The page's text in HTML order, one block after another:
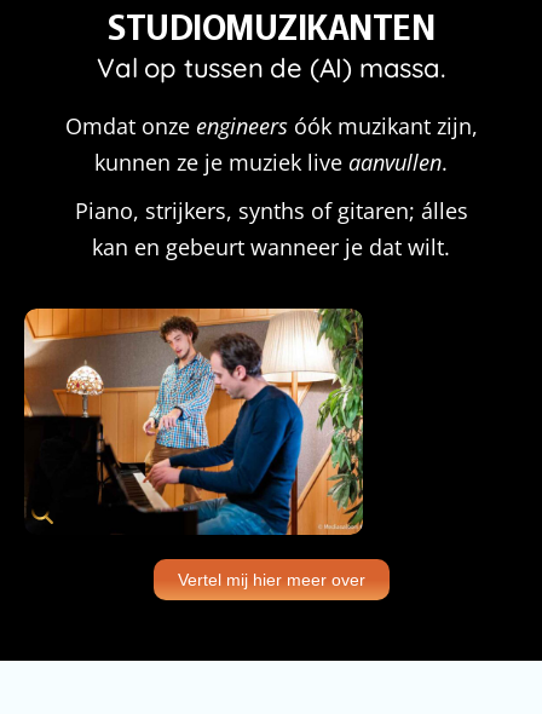
STUDIOMUZIKANTEN
Val op tussen de (AI) massa.
Omdat onzeengineersóók muzikant zijn,
kunnen ze je muziek live aanvullen.
Piano, strijkers, synths of gitaren; álles
kan en gebeurt wanneer je dat wilt.
Vertel mij hier meer over